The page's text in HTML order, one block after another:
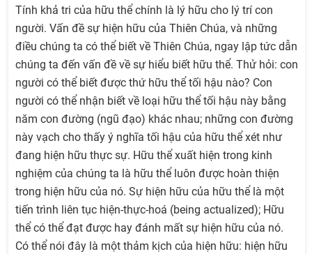
Tính khả tri của hữu thể chính là lý hữu cho lý trí con
người. Vấn đề sự hiện hữu của Thiên Chúa, và những
điều chúng ta có thể biết về Thiên Chúa, ngay lập tức dẫn
chúng ta đến vấn đề về sự hiểu biết hữu thể. Thử hỏi: con
người có thể biết được thứ hữu thể tối hậu nào? Con
người có thể nhận biết về loại hữu thể tối hậu này bằng
năm con đường (ngũ đạo) khác nhau; những con đường
này vạch cho thấy ý nghĩa tối hậu của hữu thể xét như
đang hiện hữu thực sự. Hữu thể xuất hiện trong kinh
nghiệm của chúng ta là hữu thể luôn được hoàn thiện
trong hiện hữu của nó. Sự hiện hữu của hữu thể là một
tiến trình liên tục hiện-thực-hoá (being actualized); Hữu
thể có thể đạt được hay đánh mất sự hiện hữu của nó.
Có thể nói đây là một thảm kịch của hiện hữu: hiện hữu